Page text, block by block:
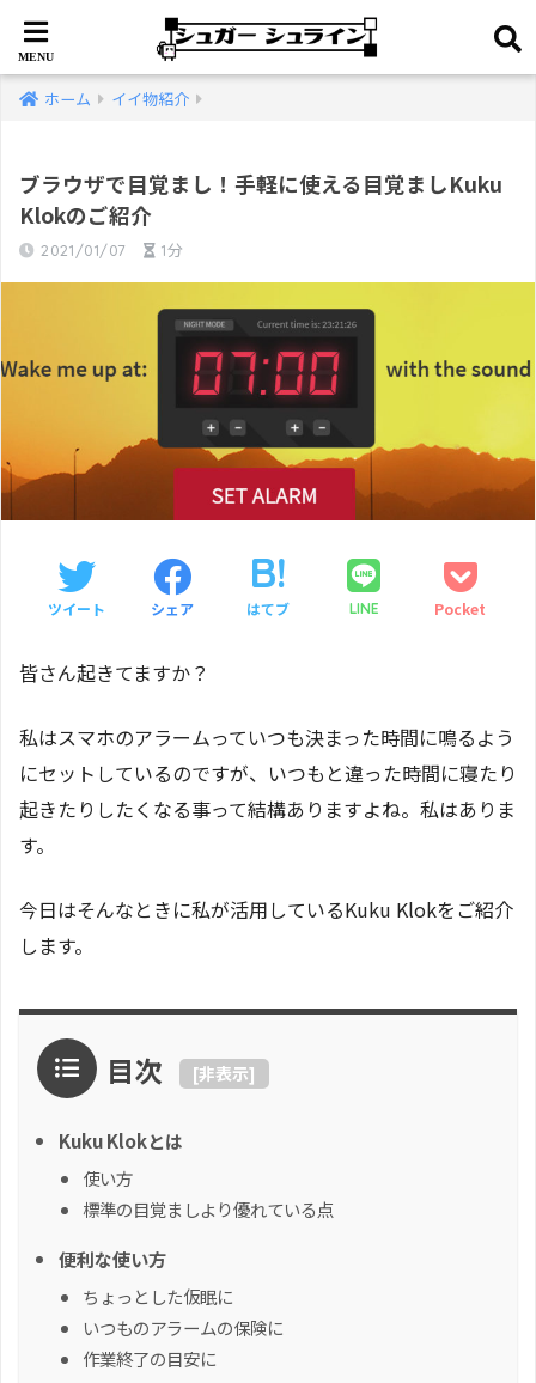
ホーム イイ物紹介
ブラウザで目覚まし！手軽に使える目覚ましKuku
Klokのご紹介
2021/01/07 1分
ツイート シェア はてブ LINE Pocket
皆さん起きてますか？
私はスマホのアラームっていつも決まった時間に鳴るよう
にセットしているのですが、いつもと違った時間に寝たり
起きたりしたくなる事って結構ありますよね。私はありま
す。
今日はそんなときに私が活用しているKuku Klokをご紹介
します。
目次 [非表示]
Kuku Klokとは
使い方
標準の目覚ましより優れている点
便利な使い方
ちょっとした仮眠に
いつものアラームの保険に
作業終了の目安に